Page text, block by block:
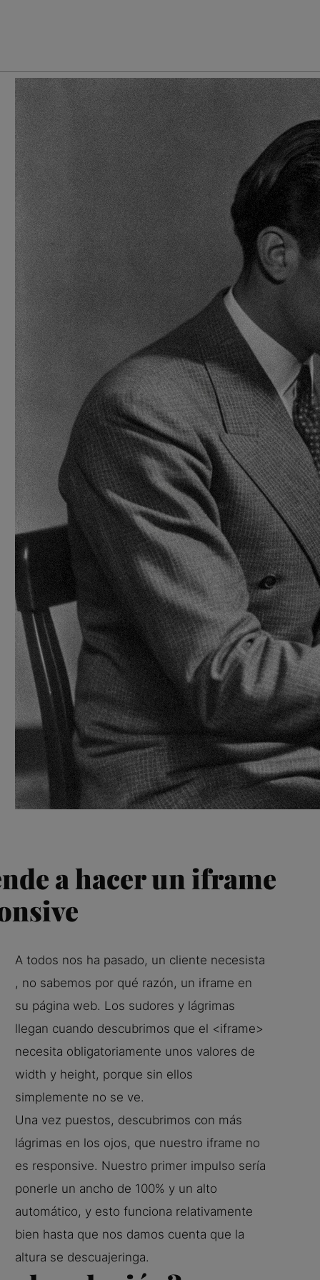
a hacer un iframe
A todos nos ha pasado, un cliente necesista
, no sabemos por qué razón, un iframe en
su página web. Los sudores y lágrimas
llegan cuando descubrimos que el <iframe>
necesita obligatoriamente unos valores de
width y height, porque sin ellos
simplemente no se ve.
Una vez puestos, descubrimos con más
lágrimas en los ojos, que nuestro iframe no
es responsive. Nuestro primer impulso sería
ponerle un ancho de 100% y un alto
automático, y esto funciona relativamente
bien hasta que nos damos cuenta que la
altura se descuajeringa.